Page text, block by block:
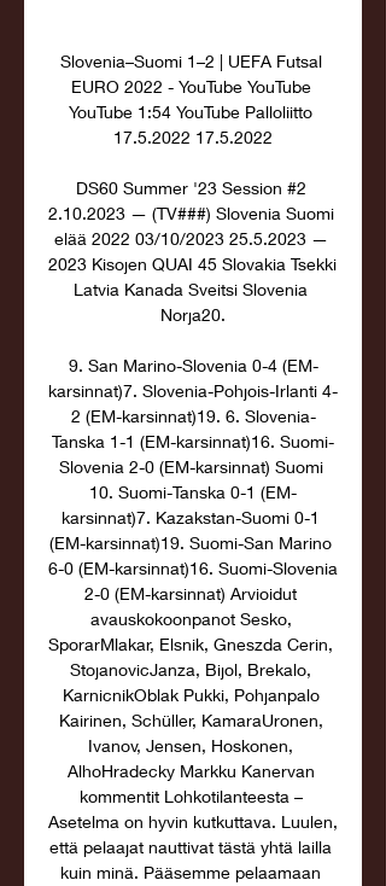
Slovenia–Suomi 1–2 | UEFA Futsal
EURO 2022 - YouTube YouTube
YouTube 1:54 YouTube Palloliitto
17.5.2022 17.5.2022
DS60 Summer '23 Session #2
2.10.2023 — (TV###) Slovenia Suomi
elää 2022 03/10/2023 25.5.2023 —
2023 Kisojen QUAI 45 Slovakia Tsekki
Latvia Kanada Sveitsi Slovenia
Norja20.
9. San Marino-Slovenia 0-4 (EM-
karsinnat)7. Slovenia-Pohjois-Irlanti 4-
2 (EM-karsinnat)19. 6. Slovenia-
Tanska 1-1 (EM-karsinnat)16. Suomi-
Slovenia 2-0 (EM-karsinnat) Suomi
10. Suomi-Tanska 0-1 (EM-
karsinnat)7. Kazakstan-Suomi 0-1
(EM-karsinnat)19. Suomi-San Marino
6-0 (EM-karsinnat)16. Suomi-Slovenia
2-0 (EM-karsinnat) Arvioidut
avauskokoonpanot Sesko,
SporarMlakar, Elsnik, Gneszda Cerin,
StojanovicJanza, Bijol, Brekalo,
KarnicnikOblak Pukki, Pohjanpalo
Kairinen, Schüller, KamaraUronen,
Ivanov, Jensen, Hoskonen,
AlhoHradecky Markku Kanervan
kommentit Lohkotilanteesta –
Asetelma on hyvin kutkuttava. Luulen,
että pelaajat nauttivat tästä yhtä lailla
kuin minä. Pääsemme pelaamaan